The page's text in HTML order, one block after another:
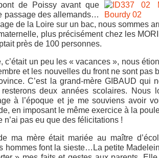
de Poissy avant que
passage des allemands…
de la Loire sur un bac, nous sommes
plus précisément chez les
près de 100 personnes.
un peu les « vacances », nous
et les nouvelles du front ne sont pas
C’est la grand-mère GIBAUD qui
deux années scolaires. Nous
à l’époque et je me souviens avoir
en imposant le même exercice à la
pas eu que des félicitations !
ma mère était mariée au maître
hommes font la sieste…La petite